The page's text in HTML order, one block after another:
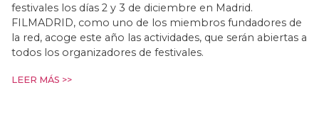
festivales los días 2 y 3 de diciembre en Madrid.
FILMADRID, como uno de los miembros fundadores de
la red, acoge este año las actividades, que serán abiertas a
todos los organizadores de festivales.
LEER MÁS >>